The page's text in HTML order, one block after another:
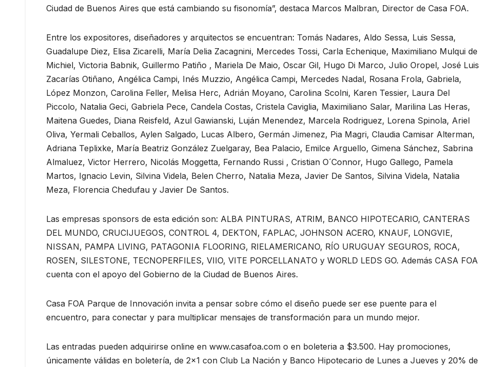
Ciudad de Buenos Aires que está cambiando su fisonomía”, destaca Marcos Malbran, Director de Casa FOA.
Entre los expositores, diseñadores y arquitectos se encuentran: Tomás Nadares, Aldo Sessa, Luis Sessa,
Guadalupe Diez, Elisa Zicarelli, María Delia Zacagnini, Mercedes Tossi, Carla Echenique, Maximiliano Mulqui de
Michiel, Victoria Babnik, Guillermo Patiño , Mariela De Maio, Oscar Gil, Hugo Di Marco, Julio Oropel, José Luis
Zacarías Otiñano, Angélica Campi, Inés Muzzio, Angélica Campi, Mercedes Nadal, Rosana Frola, Gabriela,
López Monzon, Carolina Feller, Melisa Herc, Adrián Moyano, Carolina Scolni, Karen Tessier, Laura Del
Piccolo, Natalia Geci, Gabriela Pece, Candela Costas, Cristela Caviglia, Maximiliano Salar, Marilina Las Heras,
Maitena Guedes, Diana Reisfeld, Azul Gawianski, Luján Menendez, Marcela Rodriguez, Lorena Spinola, Ariel
Oliva, Yermali Ceballos, Aylen Salgado, Lucas Albero, Germán Jimenez, Pia Magri, Claudia Camisar Alterman,
Adriana Teplixke, María Beatriz González Zuelgaray, Bea Palacio, Emilce Arguello, Gimena Sánchez, Sabrina
Almaluez, Victor Herrero, Nicolás Moggetta, Fernando Russi , Cristian O´Connor, Hugo Gallego, Pamela
Martos, Ignacio Levin, Silvina Videla, Belen Cherro, Natalia Meza, Javier De Santos, Silvina Videla, Natalia
Meza, Florencia Chedufau y Javier De Santos.
Las empresas sponsors de esta edición son: ALBA PINTURAS, ATRIM, BANCO HIPOTECARIO, CANTERAS
DEL MUNDO, CRUCIJUEGOS, CONTROL 4, DEKTON, FAPLAC, JOHNSON ACERO, KNAUF, LONGVIE,
NISSAN, PAMPA LIVING, PATAGONIA FLOORING, RIELAMERICANO, RÍO URUGUAY SEGUROS, ROCA,
ROSEN, SILESTONE, TECNOPERFILES, VIIO, VITE PORCELLANATO y WORLD LEDS GO. Además CASA FOA
cuenta con el apoyo del Gobierno de la Ciudad de Buenos Aires.
Casa FOA Parque de Innovación invita a pensar sobre cómo el diseño puede ser ese puente para el
encuentro, para conectar y para multiplicar mensajes de transformación para un mundo mejor.
Las entradas pueden adquirirse online en www.casafoa.com o en boleteria a $3.500. Hay promociones,
únicamente válidas en boletería, de 2×1 con Club La Nación y Banco Hipotecario de Lunes a Jueves y 20% de